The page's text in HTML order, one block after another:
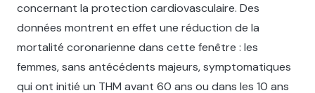
concernant la protection cardiovasculaire. Des
données montrent en effet une réduction de la
mortalité coronarienne dans cette fenêtre : les
femmes, sans antécédents majeurs, symptomatiques
qui ont initié un THM avant 60 ans ou dans les 10 ans